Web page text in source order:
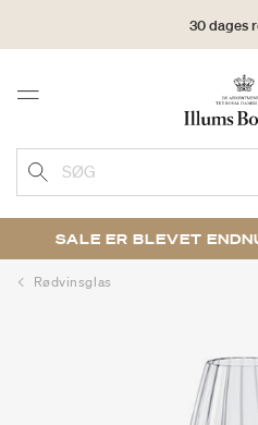
30 dages
Menu
SØG
SALE ER BLEVET
Rødvinsglas